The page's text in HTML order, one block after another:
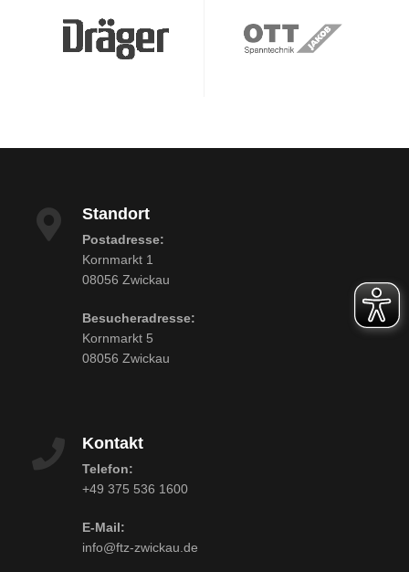
Standort
Postadresse:
Kornmarkt 1
08056 Zwickau
Besucheradresse:
Kornmarkt 5
08056 Zwickau
Kontakt
Telefon:
+49 375 536 1600
E-Mail:
info@ftz-zwickau.de